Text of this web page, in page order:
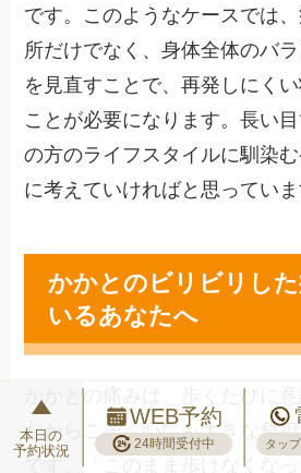
です。このようなケースでは
所だけでなく、身体全体のバ
を見直すことで、再発しにく
ことが必要になります。長い
の方のライフスタイルに馴染
に考えていければと思っていま
かかとのビリビリし
いるあなたへ
かかとの痛みは、歩くたびに
だからこそ、心にも大きな負
です。「このまま歩けなくな
本日の
予約状況
WEB予約
24時間受付中 タッ